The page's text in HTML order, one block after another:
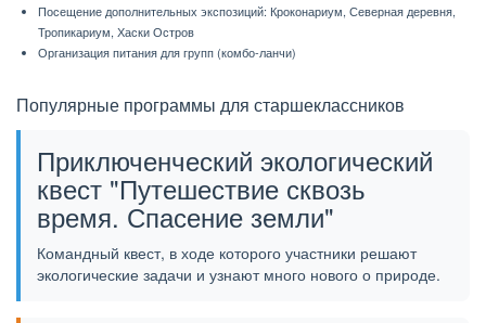
Посещение дополнительных экспозиций: Кроконариум, Северная деревня,
Тропикариум, Хаски Остров
Организация питания для групп (комбо-ланчи)
Популярные программы для старшеклассников
Приключенческий экологический
квест "Путешествие сквозь
время. Спасение земли"
Командный квест, в ходе которого участники решают
экологические задачи и узнают много нового о природе.